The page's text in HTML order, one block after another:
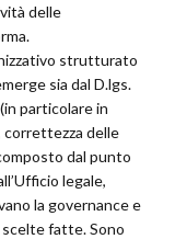
delle
strutturato
sia dal D.lgs.
particolare in
correttezza delle
dal punto
legale,
la governance e
scelte fatte. Sono